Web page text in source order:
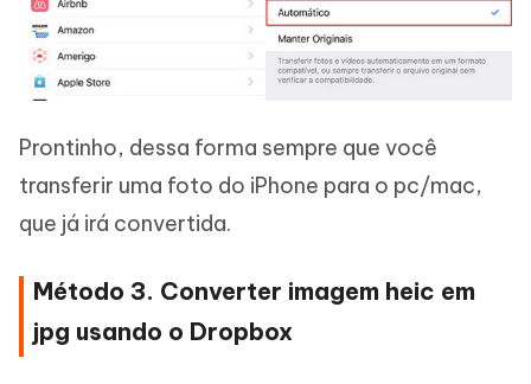
Prontinho, dessa forma sempre que você
transferir uma foto do iPhone para o pc/mac,
que já irá convertida.
Método 3. Converter imagem heic em
jpg usando o Dropbox